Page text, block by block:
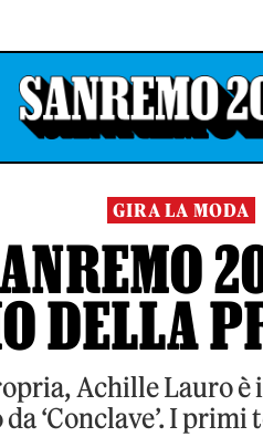
GIRA LA MODA
DELLA
Achille Lauro è
‘Conclave’. I